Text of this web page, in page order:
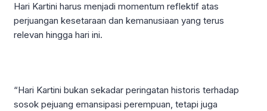
Hari Kartini harus menjadi momentum reflektif atas
perjuangan kesetaraan dan kemanusiaan yang terus
relevan hingga hari ini.
“Hari Kartini bukan sekadar peringatan historis terhadap
sosok pejuang emansipasi perempuan, tetapi juga